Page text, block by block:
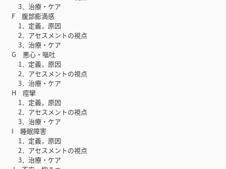
3．治療・ケア
F 腹部膨満感
1．定義，原因
2．アセスメントの視点
3．治療・ケア
G 悪心・嘔吐
1．定義，原因
2．アセスメントの視点
3．治療・ケア
H 痙攣
1．定義，原因
2．アセスメントの視点
3．治療・ケア
I 睡眠障害
1．定義，原因
2．アセスメントの視点
3．治療・ケア